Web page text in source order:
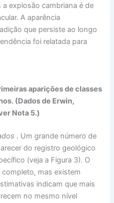
a explosão cambriana é de
A aparência
que persiste ao longo
foi relatada para
aparições de classes
(Dados de Erwin,
Nota 5.)
. Um grande número de
do registro geológico
(veja a Figura 3). O
mas existem
indicam que mais
no mesmo nível